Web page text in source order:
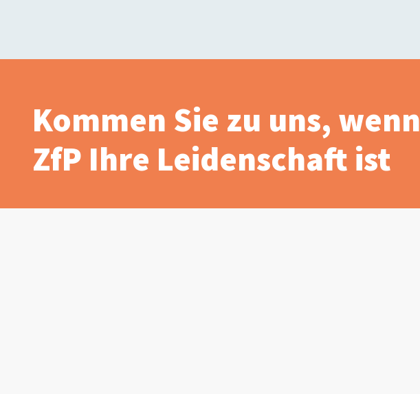
Kommen Sie zu uns, wenn
ZfP Ihre Leidenschaft ist